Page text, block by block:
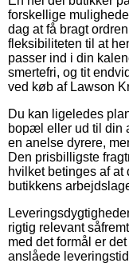
forskellige
dag at få bragt
fleksibiliteten til at
passer ind i din
smertefri, og tit
ved køb af Lawson
Du kan ligeledes
bopæl eller ud til din
en anelse dyrere,
Den prisbilligste
hvilket betinges af at
butikkens
rigtig relevant
med det formål er
anslåede